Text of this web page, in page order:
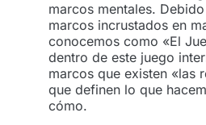
marcos mentales.
marcos incrustados en
conocemos como «El
dentro de este juego
marcos que existen «las
que definen lo que
cómo.